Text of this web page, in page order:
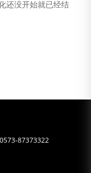
还没开始就已经结
0573-87373322